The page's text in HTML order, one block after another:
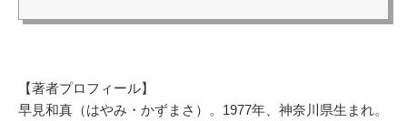
【著者プロフィール】
早見和真（はやみ・かずまさ）。1977年、神奈川県生まれ。